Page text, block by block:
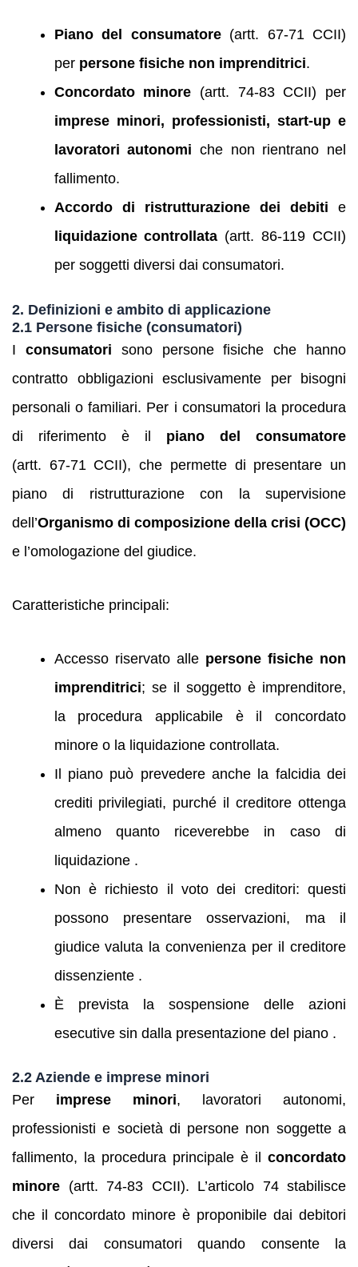
Piano del consumatore(artt. 67-71 CCII)
per persone fisiche non imprenditrici.
Concordato minore (artt. 74-83 CCII) per
imprese minori, professionisti, start‑up e
lavoratori autonomi che non rientrano nel
fallimento.
Accordo di ristrutturazione dei debiti e
liquidazione controllata (artt. 86-119 CCII)
per soggetti diversi dai consumatori.
2. Definizioni e ambito di applicazione
2.1 Persone fisiche (consumatori)
I consumatori sono persone fisiche che hanno
contratto obbligazioni esclusivamente per bisogni
personali o familiari. Per i consumatori la procedura
di riferimento è il piano del consumatore
(artt. 67‑71 CCII), che permette di presentare un
piano di ristrutturazione con la supervisione
dell’Organismo di composizione della crisi (OCC)
e l’omologazione del giudice.
Caratteristiche principali:
Accesso riservato alle persone fisiche non
imprenditrici; se il soggetto è imprenditore,
la procedura applicabile è il concordato
minore o la liquidazione controllata.
Il piano può prevedere anche la falcidia dei
crediti privilegiati, purché il creditore ottenga
almeno quanto riceverebbe in caso di
liquidazione .
Non è richiesto il voto dei creditori: questi
possono presentare osservazioni, ma il
giudice valuta la convenienza per il creditore
dissenziente .
È prevista la sospensione delle azioni
esecutive sin dalla presentazione del piano .
2.2 Aziende e imprese minori
Per imprese minori, lavoratori autonomi,
professionisti e società di persone non soggette a
fallimento, la procedura principale è il concordato
minore (artt. 74‑83 CCII). L’articolo 74 stabilisce
che il concordato minore è proponibile dai debitori
diversi dai consumatori quando consente la